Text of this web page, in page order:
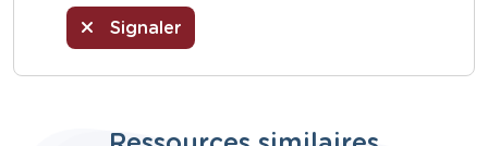
Signaler